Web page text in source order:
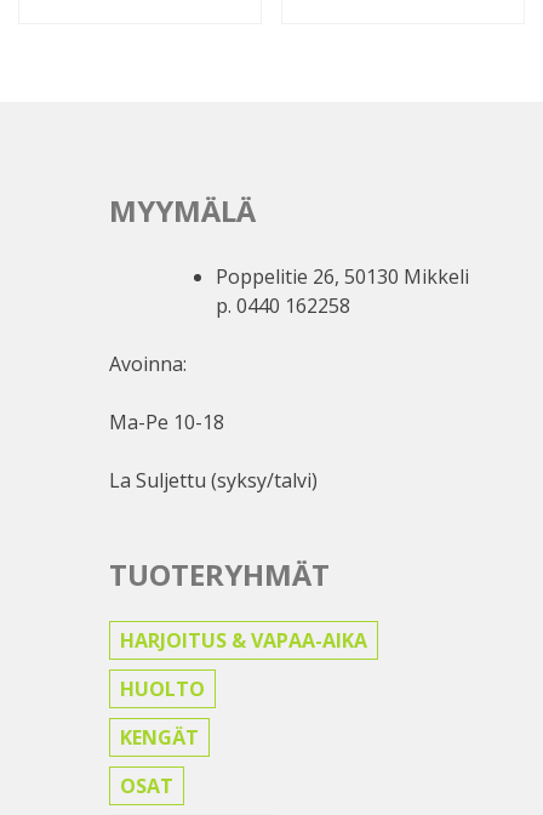
MYYMÄLÄ
Poppelitie 26, 50130 Mikkeli
p. 0440 162258
Avoinna:
Ma-Pe 10-18
La Suljettu (syksy/talvi)
TUOTERYHMÄT
HARJOITUS & VAPAA-AIKA
HUOLTO
KENGÄT
OSAT